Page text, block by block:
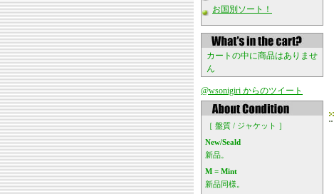
お国別ソート！
カートの中に商品はありませ
ん
@wsonigiri からのツイート
［ 盤質 / ジャケット ］
New/Seald
新品。
M = Mint
新品同様。